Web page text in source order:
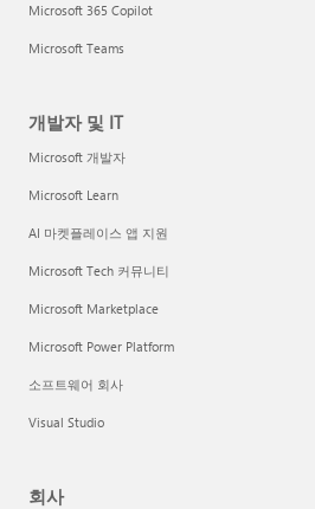
Microsoft 365 Copilot
Microsoft Teams
개발자 및 IT
Microsoft 개발자
Microsoft Learn
AI 마켓플레이스 앱 지원
Microsoft Tech 커뮤니티
Microsoft Marketplace
Microsoft Power Platform
소프트웨어 회사
Visual Studio
회사